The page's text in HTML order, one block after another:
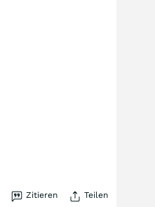
Zitieren Teilen